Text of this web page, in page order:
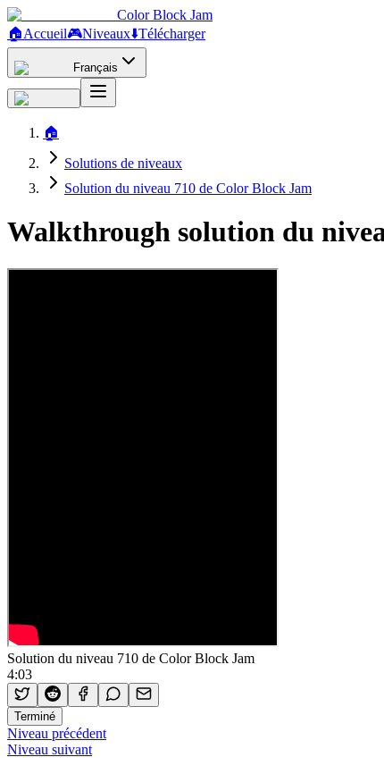
Color Block Jam
🏠Accueil🎮Niveaux⬇️Télécharger
Français
🏠
Solutions de niveaux
Solution du niveau 710 de Color Block Jam
Walkthrough solution du
Solution du niveau 710 de Color Block Jam
4:03
Terminé
Niveau précédent
Niveau suivant